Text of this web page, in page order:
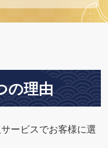
の理由
ービスでお客様に選